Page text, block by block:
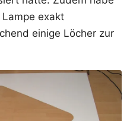
exakt
einige Löcher zur